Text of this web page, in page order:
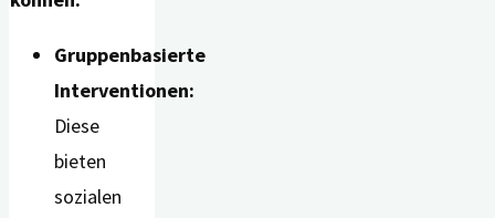
Gruppenbasierte
Interventionen:
Diese
bieten
sozialen